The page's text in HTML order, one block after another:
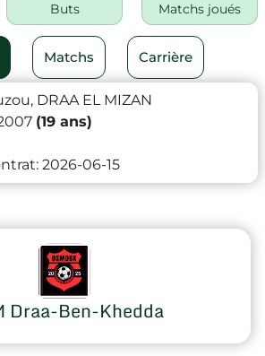
Buts Matchs joués
Matchs Carrière
DRAA EL MIZAN
(19 ans)
2026-06-15
Draa-Ben-Khedda